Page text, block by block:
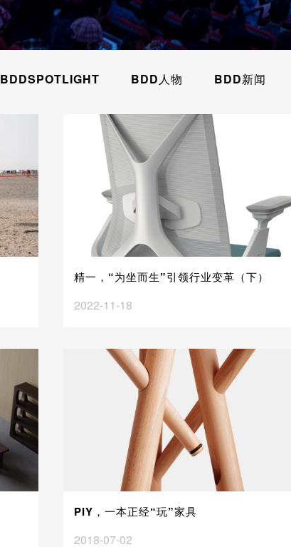
BDDSPOTLIGHT BDD人物 BDD新闻
精一，“为坐而生”引领行业变革（下）
2022-11-18
PIY，一本正经“玩”家具
2018-07-02